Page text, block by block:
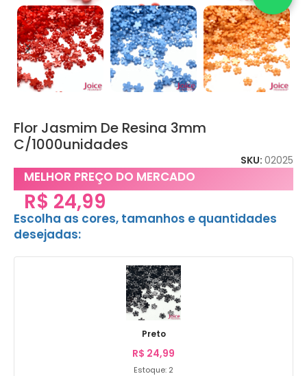
Flor Jasmim De Resina 3mm
C/1000unidades
SKU: 02025
MELHOR PREÇO DO MERCADO
R$ 24,99
Escolha as cores, tamanhos e quantidades
desejadas:
Preto
R$ 24,99
Estoque: 2